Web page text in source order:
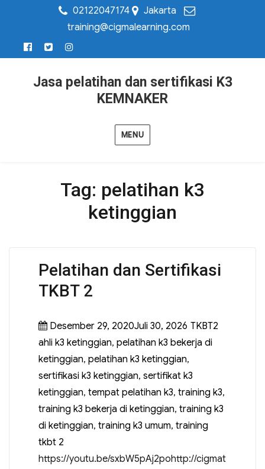
02122047174
Jakarta
training@cigmalearning.com
Jasa pelatihan dan sertifikasi K3
KEMNAKER
MENU
Tag: pelatihan k3
ketinggian
Pelatihan dan Sertifikasi
TKBT 2
Desember 29, 2020Juli 30, 2026 TKBT2
ahli k3 ketinggian, pelatihan k3 bekerja di
ketinggian, pelatihan k3 ketinggian,
sertifikasi k3 ketinggian, sertifikat k3
ketinggian, tempat pelatihan k3, training k3,
training k3 bekerja di ketinggian, training k3
di ketinggian, training k3 umum, training
tkbt 2
https://youtu.be/sxbW5pAj2pohttp://cigmat